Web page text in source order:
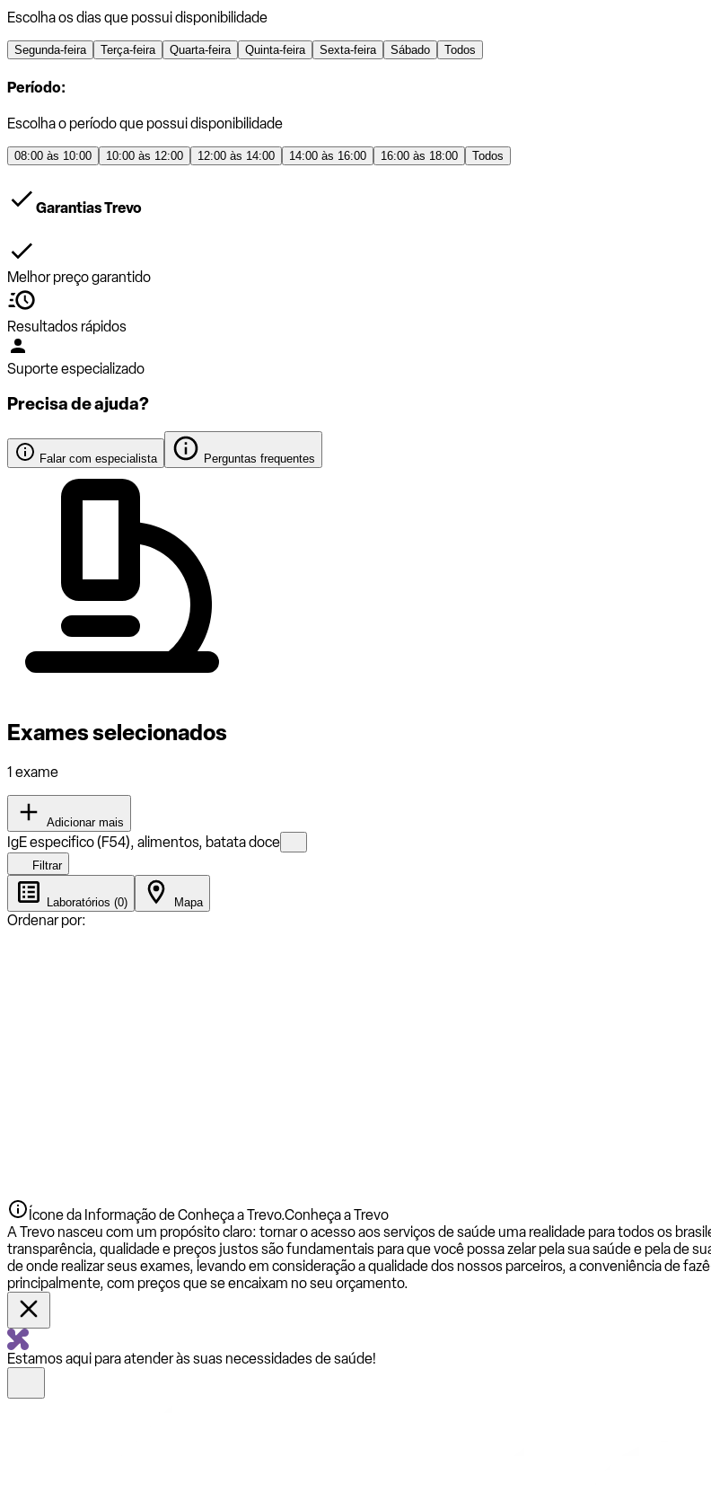
Escolha os dias que possui disponibilidade
Segunda-feira Terça-feira Quarta-feira Quinta-feira Sexta-feira Sábado Todos
Período:
Escolha o período que possui disponibilidade
08:00 às 10:00 10:00 às 12:00 12:00 às 14:00 14:00 às 16:00 16:00 às 18:00 Todos
Garantias Trevo
Melhor preço garantido
Resultados rápidos
Suporte especializado
Precisa de ajuda?
Falar com especialista Perguntas frequentes
Exames selecionados
1 exame
Adicionar mais
IgE especifico (F54), alimentos, batata doce
Filtrar
Laboratórios (0) Mapa
Ordenar por:
Ícone da Informação de Conheça a Trevo.Conheça a Trevo
A Trevo nasceu com um propósito claro: tornar o acesso aos serviços de saúde uma realidade para todos os
transparência, qualidade e preços justos são fundamentais para que você possa zelar pela sua saúde e pela de
de onde realizar seus exames, levando em consideração a qualidade dos nossos parceiros, a conveniência de
principalmente, com preços que se encaixam no seu orçamento.
Estamos aqui para atender às suas necessidades de saúde!